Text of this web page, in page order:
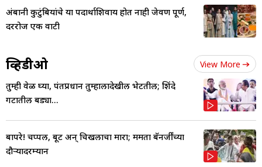
अंबानी कुटुंबियांचे या पदार्थाशिवाय होत नाही जेवण पूर्ण,
दररोज एक वाटी
व्हिडीओ View More
तुम्ही वेळ घ्या, पंतप्रधान तुम्हालादेखील भेटतील; शिंदे
गटातील बड्या...
बापरे! चप्पल, बूट अन् चिखलाचा मारा; ममता बॅनर्जींच्या
दौऱ्यादरम्यान